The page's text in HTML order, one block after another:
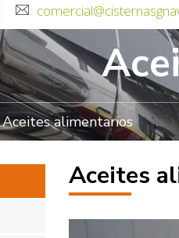
Aceites alimentarios
Aceites